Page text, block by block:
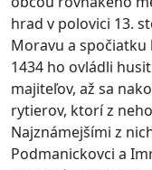
hrad v polovici 13.
Moravu a spočiatku
1434 ho ovládli
majiteľov, až sa
rytierov, ktorí z
Najznámejšími z
Podmanickovci a